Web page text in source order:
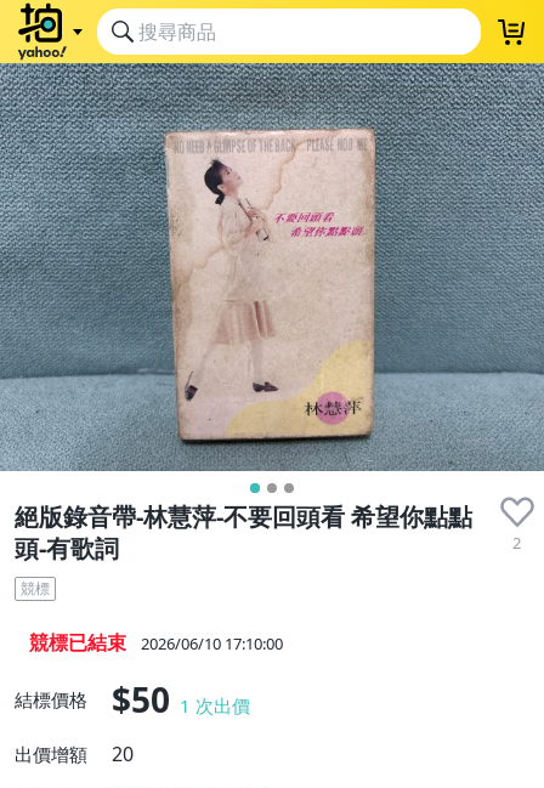
絕版錄音帶-林慧萍-不要回頭看 希望你點點
頭-有歌詞
2
競標
競標已結束 2026/06/10 17:10:00
結標價格 $50 1 次出價
出價增額
20